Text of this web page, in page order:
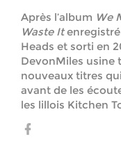
Après l’album We
Waste It
Heads et sorti en
DevonMiles usine
nouveaux titres
avant de les
les lillois Kitchen